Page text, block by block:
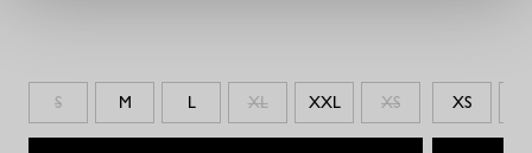
S M L XL XXL XS XS